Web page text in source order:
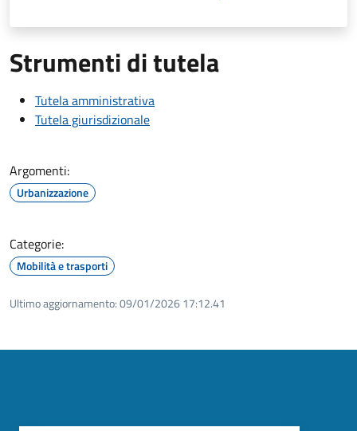
Strumenti di tutela
Tutela amministrativa
Tutela giurisdizionale
Argomenti:
Urbanizzazione
Categorie:
Mobilità e trasporti
Ultimo aggiornamento:09/01/2026 17:12.41